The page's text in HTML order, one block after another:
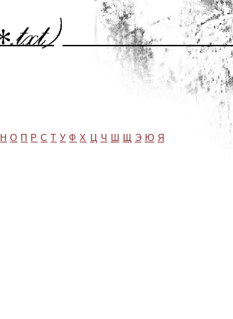
Н О П Р С Т У Ф Х Ц Ч Ш Щ Э Ю Я